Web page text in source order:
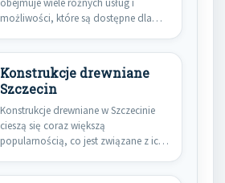
obejmuje wiele różnych usług i
możliwości, które są dostępne dla…
Konstrukcje drewniane
Szczecin
Konstrukcje drewniane w Szczecinie
cieszą się coraz większą
popularnością, co jest związane z ich